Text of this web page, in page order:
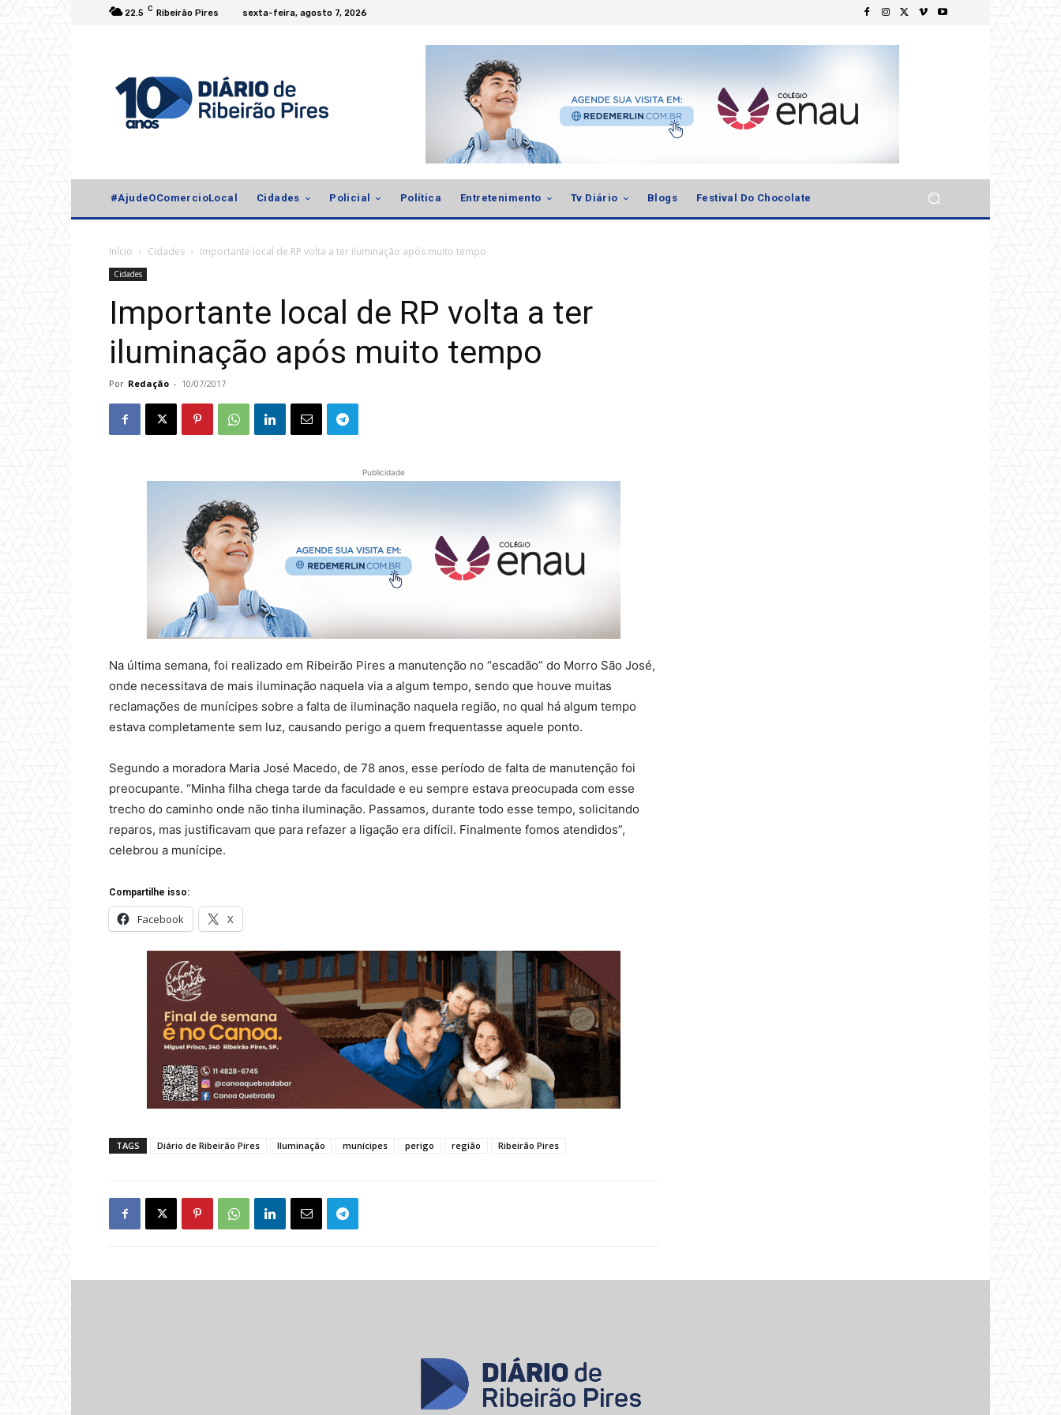
22.5 C Ribeirão Pires sexta-feira, agosto 7, 2026
#AjudeOComercioLocal Cidades Policial Política Entretenimento Tv Diário Blogs Festival Do Chocolate
Início Cidades Importante local de RP volta a ter iluminação após muito tempo
Cidades
Importante local de RP volta a ter
iluminação após muito tempo
Por Redação - 10/07/2017
Publicidade
Na última semana, foi realizado em Ribeirão Pires a manutenção no “escadão” do Morro São José,
onde necessitava de mais iluminação naquela via a algum tempo, sendo que houve muitas
reclamações de munícipes sobre a falta de iluminação naquela região, no qual há algum tempo
estava completamente sem luz, causando perigo a quem frequentasse aquele ponto.
Segundo a moradora Maria José Macedo, de 78 anos, esse período de falta de manutenção foi
preocupante. “Minha filha chega tarde da faculdade e eu sempre estava preocupada com esse
trecho do caminho onde não tinha iluminação. Passamos, durante todo esse tempo, solicitando
reparos, mas justificavam que para refazer a ligação era difícil. Finalmente fomos atendidos”,
celebrou a munícipe.
Compartilhe isso:
Facebook X
TAGS Diário de Ribeirão Pires Iluminação munícipes perigo região Ribeirão Pires